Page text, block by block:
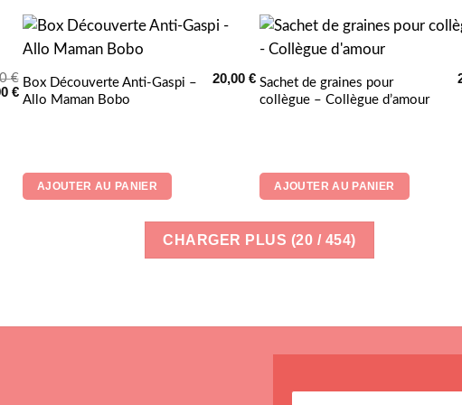
€
€Le
prix
Box Découverte Anti-Gaspi –
Allo Maman Bobo
20,00 €
AJOUTER AU PANIER
Sachet de graines pour
collègue – Collègue d’amour
AJOUTER AU PANIER
CHARGER PLUS (20 / 454)